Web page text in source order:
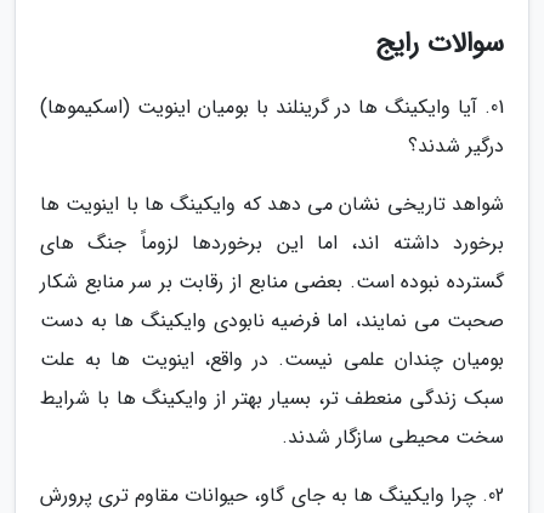
سوالات رایج
01. آیا وایکینگ ها در گرینلند با بومیان اینویت (اسکیموها)
درگیر شدند؟
شواهد تاریخی نشان می دهد که وایکینگ ها با اینویت ها
برخورد داشته اند، اما این برخوردها لزوماً جنگ های
گسترده نبوده است. بعضی منابع از رقابت بر سر منابع شکار
صحبت می نمایند، اما فرضیه نابودی وایکینگ ها به دست
بومیان چندان علمی نیست. در واقع، اینویت ها به علت
سبک زندگی منعطف تر، بسیار بهتر از وایکینگ ها با شرایط
سخت محیطی سازگار شدند.
02. چرا وایکینگ ها به جای گاو، حیوانات مقاوم تری پرورش